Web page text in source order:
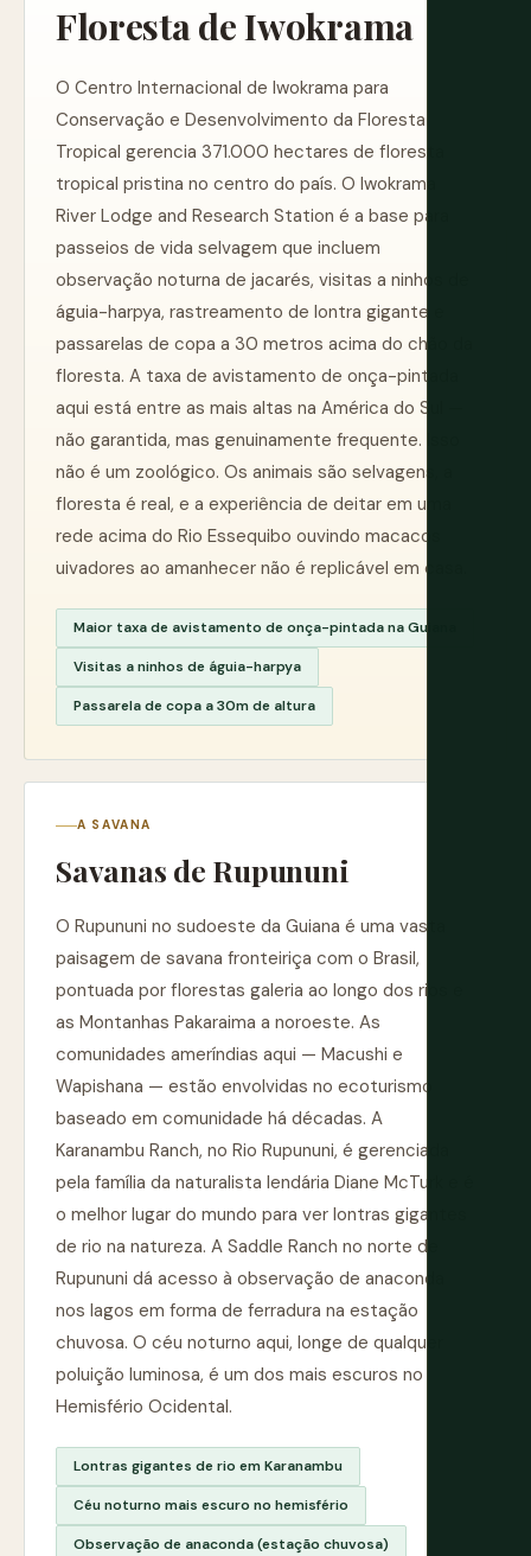
Floresta de Iwokrama
O Centro Internacional de Iwokrama para
Conservação e Desenvolvimento da Floresta
Tropical gerencia 371.000 hectares de floresta
tropical pristina no centro do país. O Iwokrama
River Lodge and Research Station é a base para
passeios de vida selvagem que incluem
observação noturna de jacarés, visitas a ninhos de
águia-harpya, rastreamento de lontra gigante e
passarelas de copa a 30 metros acima do chão da
floresta. A taxa de avistamento de onça-pintada
aqui está entre as mais altas na América do Sul —
não garantida, mas genuinamente frequente. Isso
não é um zoológico. Os animais são selvagens, a
floresta é real, e a experiência de deitar em uma
rede acima do Rio Essequibo ouvindo macacos
uivadores ao amanhecer não é replicável em casa.
Maior taxa de avistamento de onça-pintada na Guiana
Visitas a ninhos de águia-harpya
Passarela de copa a 30m de altura
A SAVANA
Savanas de Rupununi
O Rupununi no sudoeste da Guiana é uma vasta
paisagem de savana fronteiriça com o Brasil,
pontuada por florestas galeria ao longo dos rios e
as Montanhas Pakaraima a noroeste. As
comunidades ameríndias aqui — Macushi e
Wapishana — estão envolvidas no ecoturismo
baseado em comunidade há décadas. A
Karanambu Ranch, no Rio Rupununi, é gerenciada
pela família da naturalista lendária Diane McTurk e é
o melhor lugar do mundo para ver lontras gigantes
de rio na natureza. A Saddle Ranch no norte de
Rupununi dá acesso à observação de anaconda
nos lagos em forma de ferradura na estação
chuvosa. O céu noturno aqui, longe de qualquer
poluição luminosa, é um dos mais escuros no
Hemisfério Ocidental.
Lontras gigantes de rio em Karanambu
Céu noturno mais escuro no hemisfério
Observação de anaconda (estação chuvosa)